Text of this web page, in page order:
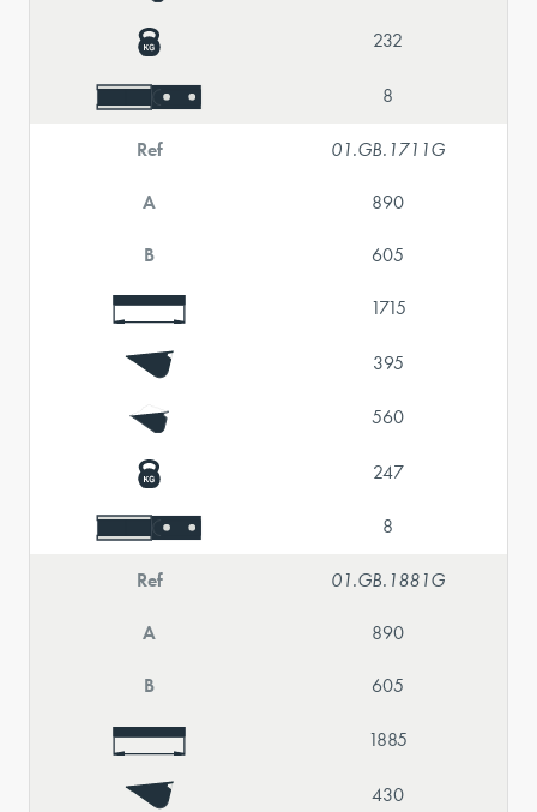
232
8
Ref 01.GB.1711G
A 890
B 605
1715
395
560
247
8
Ref 01.GB.1881G
A 890
B 605
1885
430